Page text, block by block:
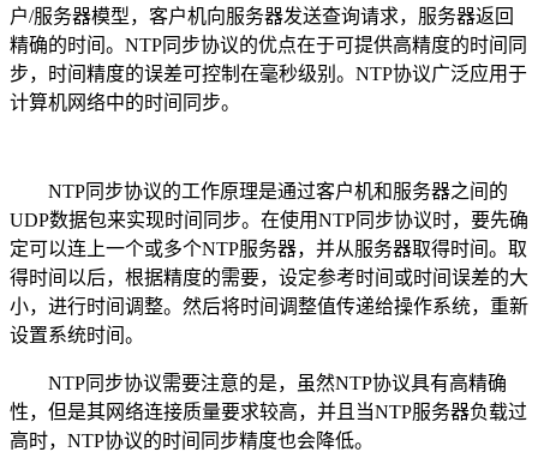
户/服务器模型，客户机向服务器发送查询请求，服务器返回
精确的时间。NTP同步协议的优点在于可提供高精度的时间同
步，时间精度的误差可控制在毫秒级别。NTP协议广泛应用于
计算机网络中的时间同步。
NTP同步协议的工作原理是通过客户机和服务器之间的
UDP数据包来实现时间同步。在使用NTP同步协议时，要先确
定可以连上一个或多个NTP服务器，并从服务器取得时间。取
得时间以后，根据精度的需要，设定参考时间或时间误差的大
小，进行时间调整。然后将时间调整值传递给操作系统，重新
设置系统时间。
NTP同步协议需要注意的是，虽然NTP协议具有高精确
性，但是其网络连接质量要求较高，并且当NTP服务器负载过
高时，NTP协议的时间同步精度也会降低。